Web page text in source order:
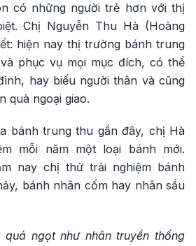
có những người trẻ hơn với thị
Chị Nguyễn Thu Hà (Hoàng
hiện nay thị trường bánh trung
phục vụ mọi mục đích, có thể
hay biếu người thân và cũng
quà ngoại giao.
bánh trung thu gần đây, chị Hà
mỗi năm một loại bánh mới.
nay chị thử trải nghiệm bánh
bánh nhân cốm hay nhân sầu
quá ngọt như nhân truyền thống